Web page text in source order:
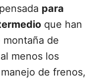
para
que han
de
menos los
de frenos,